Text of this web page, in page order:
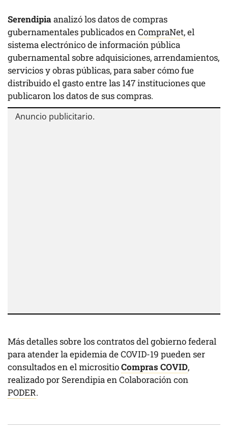
Serendipiaanalizó los datos de compras
gubernamentales publicados enCompraNet, el
sistema electrónico de información pública
gubernamental sobre adquisiciones, arrendamientos,
servicios y obras públicas, para saber cómo fue
distribuido el gasto entre las 147 instituciones que
publicaron los datos de sus compras.
Más detalles sobre los contratos del gobierno federal
para atender la epidemia de COVID-19 pueden ser
consultados en el micrositioCompras COVID,
realizado por Serendipia en Colaboración con
PODER.